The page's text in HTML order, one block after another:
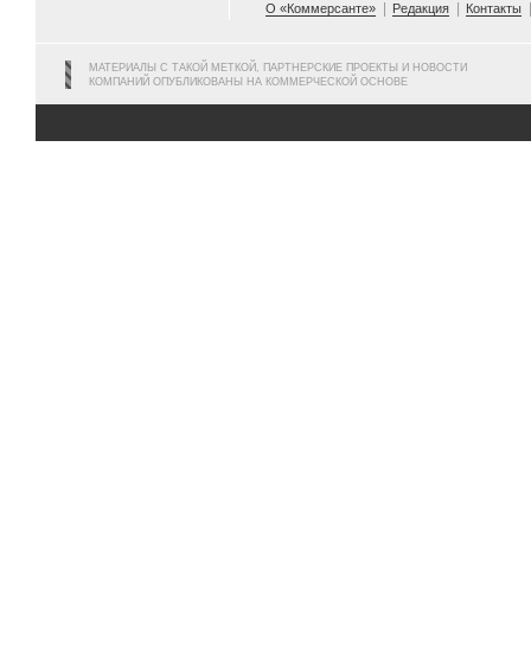
О «Коммерсанте»
Редакция Контакты
МАТЕРИАЛЫ С ТАКОЙ МЕТКОЙ, ПАРТНЕРСКИЕ ПРОЕКТЫ И НОВОСТИ
КОМПАНИЙ ОПУБЛИКОВАНЫ НА КОММЕРЧЕСКОЙ ОСНОВЕ